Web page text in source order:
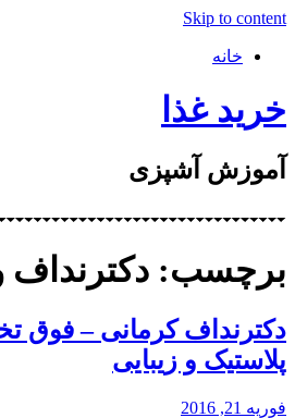
Skip to content
خانه
خرید غذا
آموزش آشپزی
برچسب: دکترنداف
دکترنداف کرمانی –
پلاستیک و زیبایی
فوریه 21, 2016